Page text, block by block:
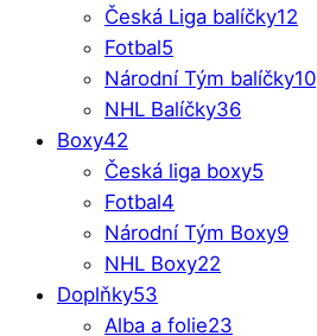
Česká Liga balíčky12
Fotbal5
Národní Tým balíčky10
NHL Balíčky36
Boxy42
Česká liga boxy5
Fotbal4
Národní Tým Boxy9
NHL Boxy22
Doplňky53
Alba a folie23